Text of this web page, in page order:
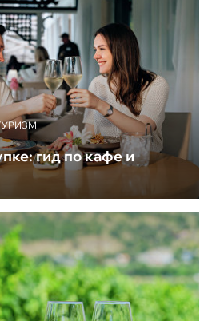
гид по кафе и